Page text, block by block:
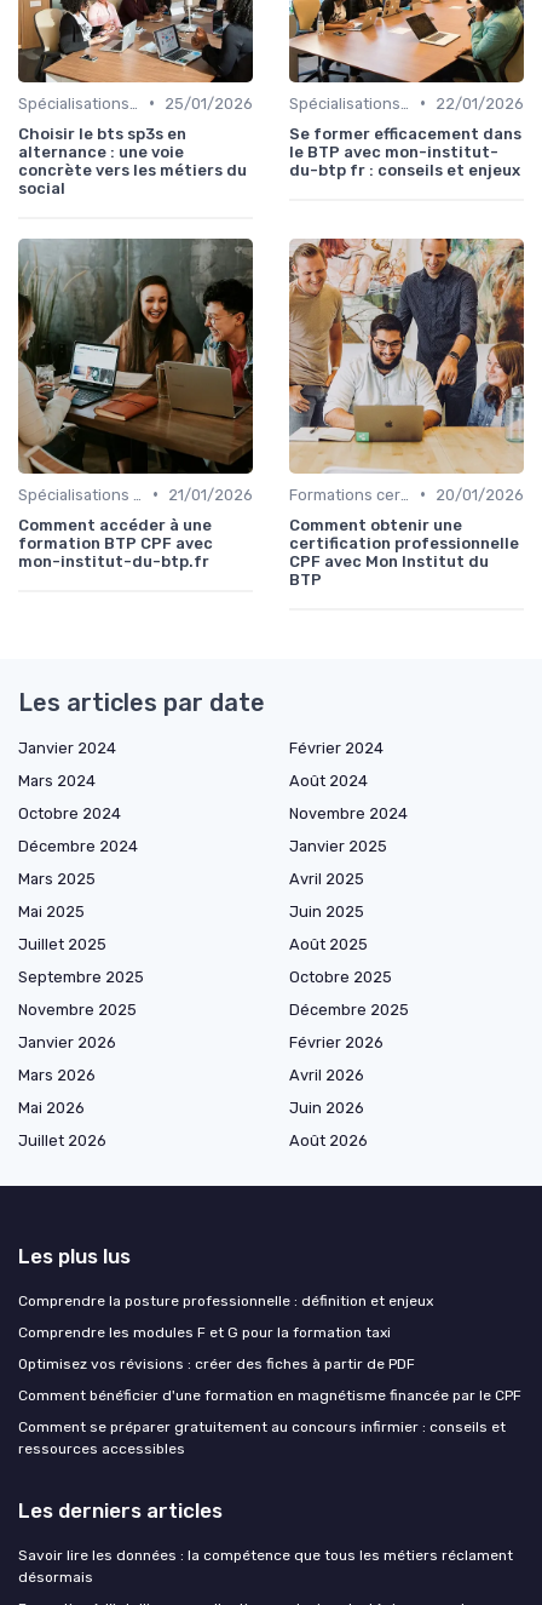
•
25/01/2026
Choisir le bts sp3s en
alternance : une voie
concrète vers les métiers du
social
•
22/01/2026
Se former efficacement dans
le BTP avec mon-institut-
du-btp fr : conseils et enjeux
•
21/01/2026
Comment accéder à une
formation BTP CPF avec
mon-institut-du-btp.fr
•
20/01/2026
Comment obtenir une
certification professionnelle
CPF avec Mon Institut du
BTP
Les articles par date
Janvier 2024
Février 2024
Mars 2024
Août 2024
Octobre 2024
Novembre 2024
Décembre 2024
Janvier 2025
Mars 2025
Avril 2025
Mai 2025
Juin 2025
Juillet 2025
Août 2025
Septembre 2025
Octobre 2025
Novembre 2025
Décembre 2025
Janvier 2026
Février 2026
Mars 2026
Avril 2026
Mai 2026
Juin 2026
Juillet 2026
Août 2026
Les plus lus
Comprendre la posture professionnelle : définition et enjeux
Comprendre les modules F et G pour la formation taxi
Optimisez vos révisions : créer des fiches à partir de PDF
Comment bénéficier d'une formation en magnétisme financée par le CPF
Comment se préparer gratuitement au concours infirmier : conseils et
ressources accessibles
Les derniers articles
Savoir lire les données : la compétence que tous les métiers réclament
désormais